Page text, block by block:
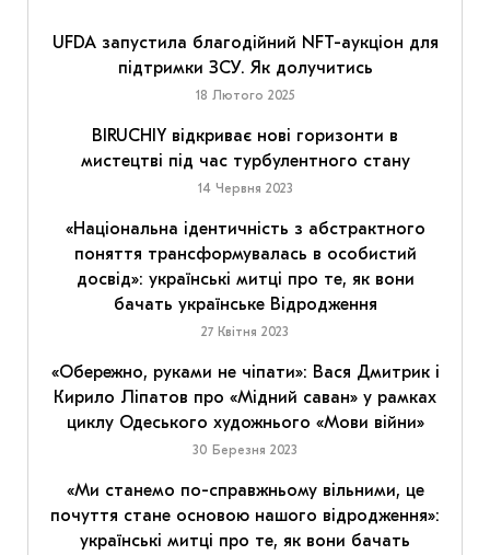
UFDA запустила благодійний NFT-аукціон для
підтримки ЗСУ. Як долучитись
18 Лютого 2025
BIRUCHIY відкриває нові горизонти в
мистецтві під час турбулентного стану
14 Червня 2023
«Національна ідентичність з абстрактного
поняття трансформувалась в особистий
досвід»: українські митці про те, як вони
бачать українське Відродження
27 Квітня 2023
«Обережно, руками не чіпати»: Вася Дмитрик і
Кирило Ліпатов про «Мідний саван» у рамках
циклу Одеського художнього «Мови війни»
30 Березня 2023
«Ми станемо по-справжньому вільними, це
почуття стане основою нашого відродження»:
українські митці про те, як вони бачать